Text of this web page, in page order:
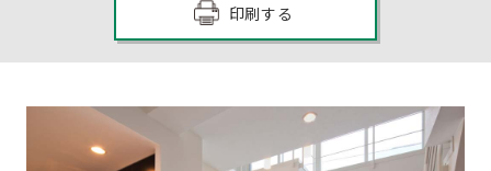
印刷する